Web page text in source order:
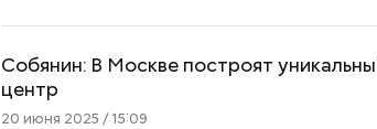
Собянин: В Москве построят
центр
20 июня 2025 / 15:09